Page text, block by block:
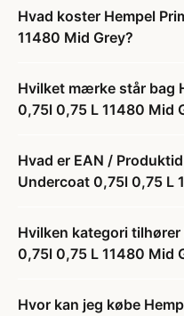
Hvad koster Hempel
11480 Mid Grey?
Hvilket mærke står bag
0,75l 0,75 L 11480 Mid
Hvad er EAN /
Undercoat 0,75l 0,75 L
Hvilken kategori
0,75l 0,75 L 11480 Mid
Hvor kan jeg købe